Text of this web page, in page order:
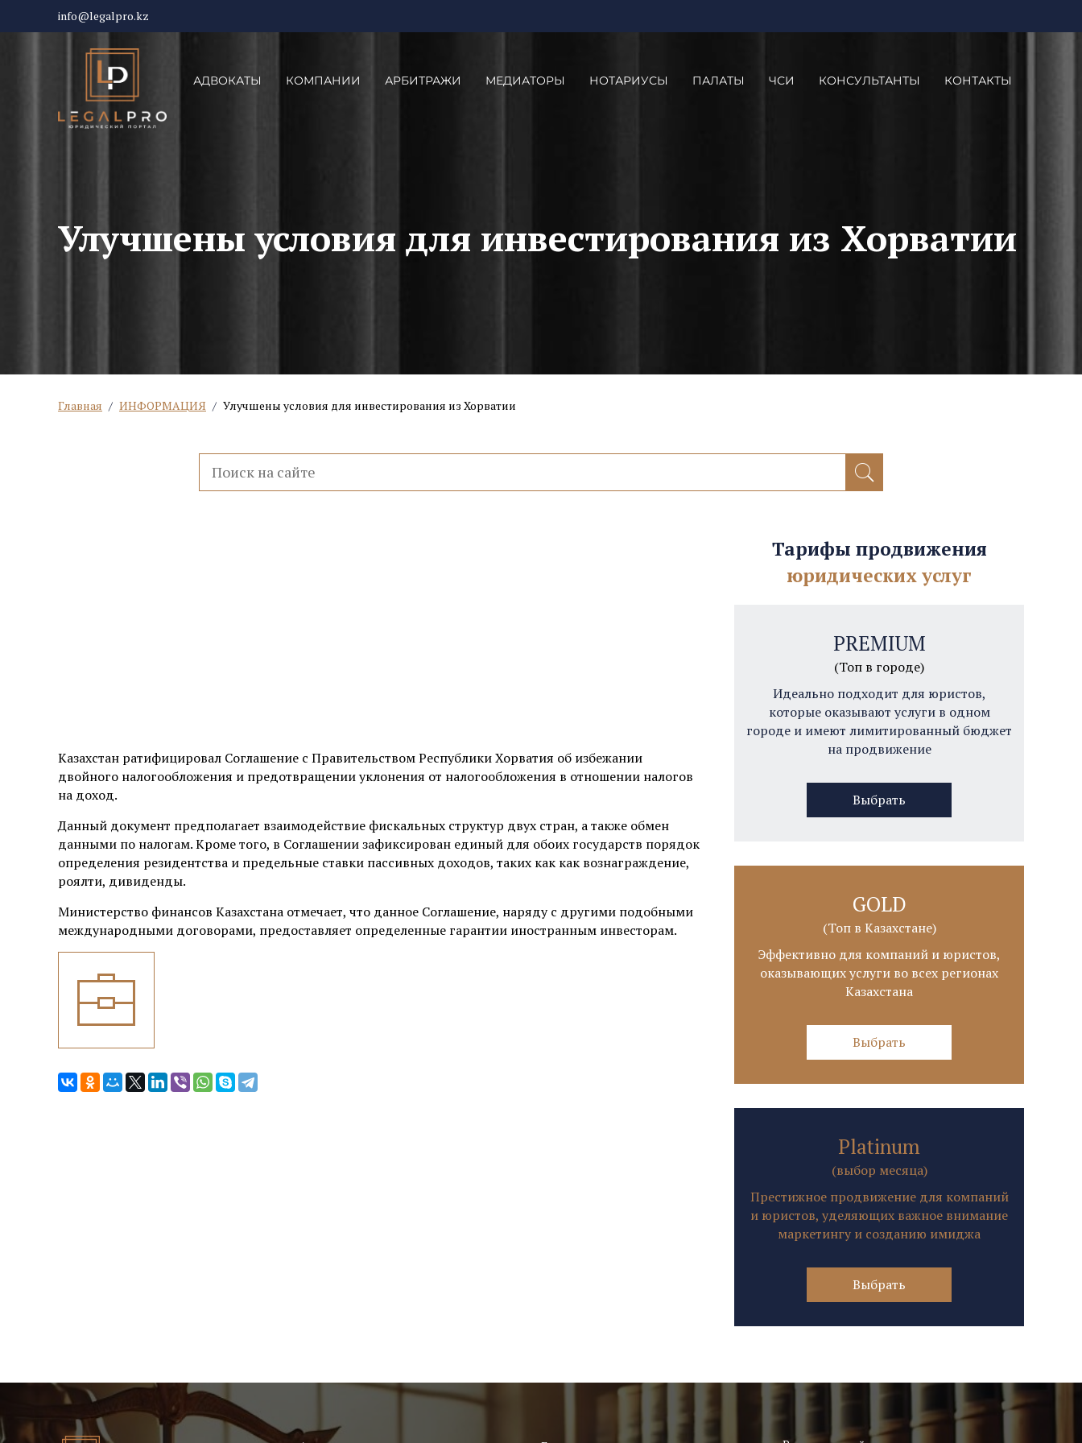
info@legalpro.kz
АДВОКАТЫ КОМПАНИИ АРБИТРАЖИ МЕДИАТОРЫ НОТАРИУСЫ ПАЛАТЫ ЧСИ КОНСУЛЬТАНТЫ КОНТАКТЫ
Улучшены условия для инвестирования из Хорватии
Главная / ИНФОРМАЦИЯ / Улучшены условия для инвестирования из Хорватии
Казахстан ратифицировал Соглашение с Правительством Республики Хорватия об избежании
двойного налогообложения и предотвращении уклонения от налогообложения в отношении налогов
на доход.
Данный документ предполагает взаимодействие фискальных структур двух стран, а также обмен
данными по налогам. Кроме того, в Соглашении зафиксирован единый для обоих государств порядок
определения резидентства и предельные ставки пассивных доходов, таких как как вознаграждение,
роялти, дивиденды.
Министерство финансов Казахстана отмечает, что данное Соглашение, наряду с другими подобными
международными договорами, предоставляет определенные гарантии иностранным инвесторам.
Тарифы продвижения
юридических услуг
PREMIUM
(Топ в городе)
Идеально подходит для юристов,
которые оказывают услуги в одном
городе и имеют лимитированный бюджет
на продвижение
Выбрать
GOLD
(Топ в Казахстане)
Эффективно для компаний и юристов,
оказывающих услуги во всех регионах
Казахстана
Выбрать
Platinum
(выбор месяца)
Престижное продвижение для компаний
и юристов, уделяющих важное внимание
маркетингу и созданию имиджа
Выбрать